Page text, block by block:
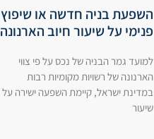
השפעת בניה חדשה או שיפוץ
פנימי על שיעור חיוב הארנונה
למועד גמר הבניה של נכס על פי צווי
הארנונה של רשויות מקומיות רבות
במדינת ישראל, קיימת השפעה ישירה על
שיעור